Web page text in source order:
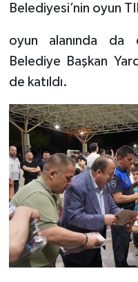
Belediyesi’nin oyun
oyun alanında da
Belediye Başkan
de katıldı.
Türkiye
Yerel
İletişim
Künye